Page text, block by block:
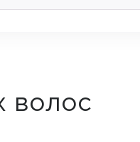
волос